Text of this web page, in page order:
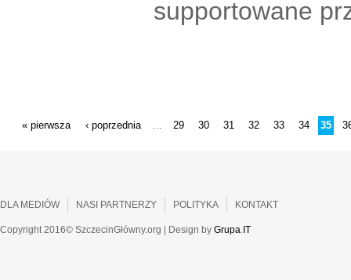
supportowane
« pierwsza ‹ poprzednia … 29 30 31 32 33 34 35
DLA MEDIÓW NASI PARTNERZY POLITYKA KONTAKT
Copyright 2016© SzczecinGłówny.org | Design by Grupa. IT